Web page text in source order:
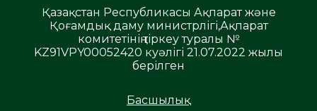
Қазақстан Республикасы Ақпарат және
Қоғамдық даму министрлігі,Ақпарат
комитетінің тіркеу туралы №
KZ91VPY00052420 куәлігі 21.07.2022 жылы
берілген
Басшылық